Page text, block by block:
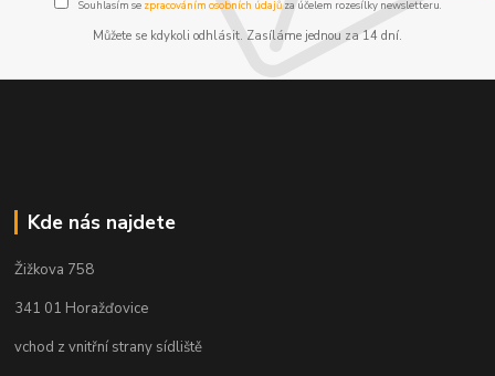
Souhlasím se zpracováním osobních údajůza účelem rozesílky newsletteru.
Můžete se kdykoli odhlásit. Zasíláme jednou za 14 dní.
Kde nás najdete
Žižkova 758
341 01 Horažďovice
vchod z vnitřní strany sídliště